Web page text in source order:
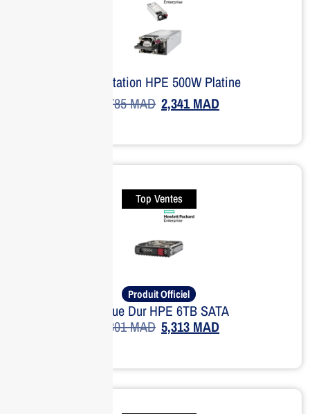
Alimentation HPE 500W Platine
2,785MAD 2,341MAD
Top Ventes
Produit Officiel
Disque Dur HPE 6TB SATA
6,301MAD 5,313 MAD